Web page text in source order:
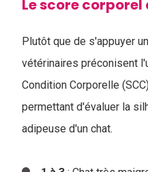
Le score corporel
Plutôt que de s'appuyer
vétérinaires préconisent
Condition Corporelle
permettant d'évaluer la
adipeuse d'un chat.